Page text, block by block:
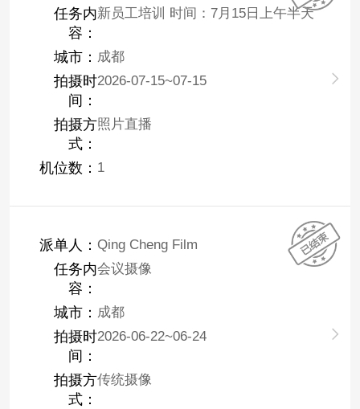
任务内
容：
新员工培训 时间：7月15日上午半天
城市： 成都
拍摄时
间：
2026-07-15~07-15
拍摄方
式：
照片直播
机位数： 1
派单人： Qing Cheng Film
任务内
容：
会议摄像
城市： 成都
拍摄时
间：
2026-06-22~06-24
拍摄方
式：
传统摄像